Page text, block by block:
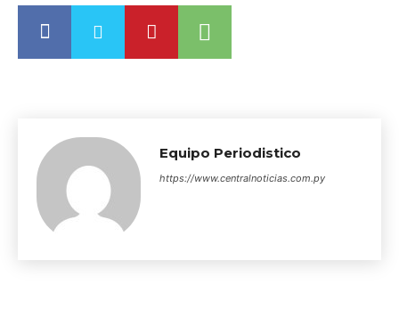
Equipo Periodistico
https://www.centralnoticias.com.py